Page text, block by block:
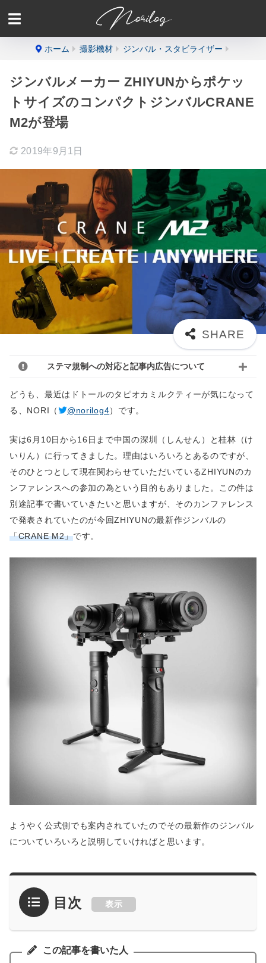
ホーム 撮影機材 ジンバル・スタビライザー
ジンバルメーカー ZHIYUNからポケッ
トサイズのコンパクトジンバルCRANE
M2が登場
2019年9月1日
ステマ規制への対応と記事内広告について
どうも、最近はドトールのタピオカミルクティーが気になって
る、NORI（
@norilog4）です。
実は6月10日から16日まで中国の深圳（しんせん）と桂林（け
いりん）に行ってきました。理由はいろいろとあるのですが、
そのひとつとして現在関わらせていただいているZHIYUNのカ
ンファレンスへの参加の為という目的もありました。この件は
別途記事で書いていきたいと思いますが、そのカンファレンス
で発表されていたのが今回ZHIYUNの最新作ジンバルの
「CRANE M2」です。
ようやく公式側でも案内されていたのでその最新作のジンバル
についていろいろと説明していければと思います。
目次 表示
この記事を書いた人